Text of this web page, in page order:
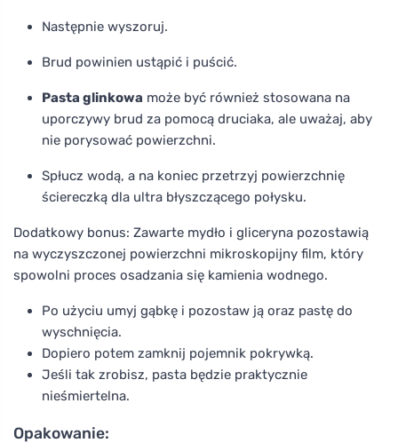
Następnie wyszoruj.
Brud powinien ustąpić i puścić.
Pasta glinkowa może być również stosowana na
uporczywy brud za pomocą druciaka, ale uważaj, aby
nie porysować powierzchni.
Spłucz wodą, a na koniec przetrzyj powierzchnię
ściereczką dla ultra błyszczącego połysku.
Dodatkowy bonus: Zawarte mydło i gliceryna pozostawią
na wyczyszczonej powierzchni mikroskopijny film, który
spowolni proces osadzania się kamienia wodnego.
Po użyciu umyj gąbkę i pozostaw ją oraz pastę do
wyschnięcia.
Dopiero potem zamknij pojemnik pokrywką.
Jeśli tak zrobisz, pasta będzie praktycznie
nieśmiertelna.
Opakowanie: